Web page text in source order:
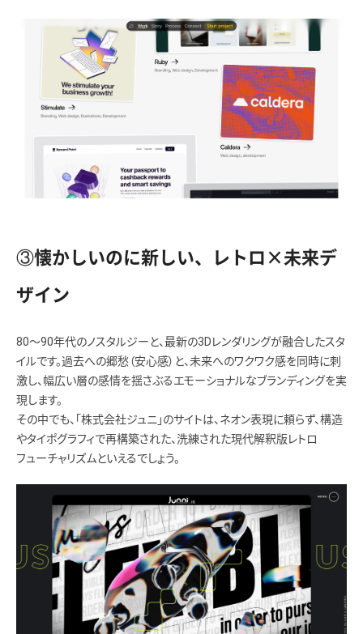
③懐かしいのに新しい、レトロ×未来デ
ザイン
80〜90年代のノスタルジーと、最新の3Dレンダリングが融合したスタ
イルです。過去への郷愁（安心感）と、未来へのワクワク感を同時に刺
激し、幅広い層の感情を揺さぶるエモーショナルなブランディングを実
現します。
その中でも、「株式会社ジュニ」のサイトは、ネオン表現に頼らず、構造
やタイポグラフィで再構築された、洗練された現代解釈版レトロ
フューチャリズムといえるでしょう。